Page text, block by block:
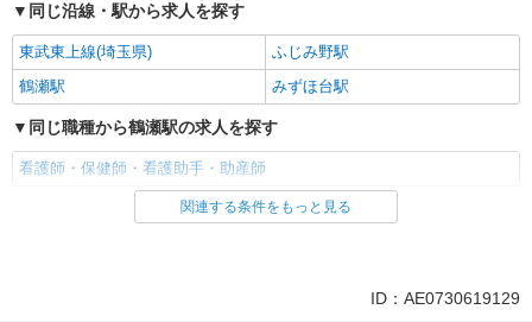
同じ沿線・駅から求人を探す
東武東上線(埼玉県)
ふじみ野駅
鶴瀬駅
みずほ台駅
同じ職種から鶴瀬駅の求人を探す
看護師・保健師・看護助手・助産師
同じ雇用形態から鶴瀬駅の求人を探す
関連する条件をもっと見る
ID：AE0730619129